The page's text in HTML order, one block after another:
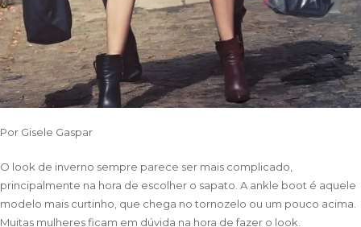
Por Gisele Gaspar
O look de inverno sempre parece ser mais complicado,
principalmente na hora de escolher o sapato. A ankle boot é aquele
modelo mais curtinho, que chega no tornozelo ou um pouco acima.
Muitas mulheres ficam em dúvida na hora de fazer o look.